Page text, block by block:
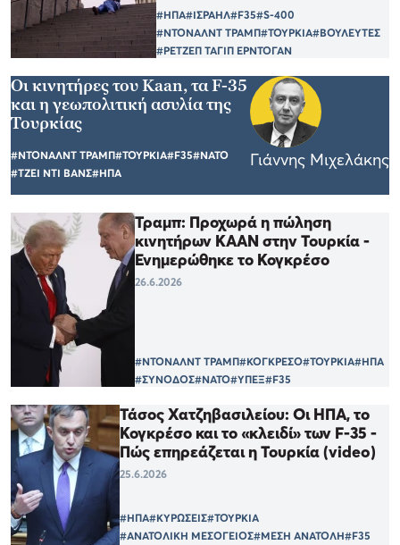
#ΗΠΑ#ΙΣΡΑΗΛ#F35#S-400
#ΝΤΟΝΑΛΝΤ ΤΡΑΜΠ#ΤΟΥΡΚΙΑ#ΒΟΥΛΕΥΤΕΣ
#ΡΕΤΖΕΠ ΤΑΓΙΠ ΕΡΝΤΟΓΑΝ
Οι κινητήρες του Kaan, τα F-35
και η γεωπολιτική ασυλία της
Τουρκίας
#ΝΤΟΝΑΛΝΤ ΤΡΑΜΠ#ΤΟΥΡΚΙΑ#F35#ΝΑΤΟ
#ΤΖΕΙ ΝΤΙ ΒΑΝΣ#ΗΠΑ
Γιάννης Μιχελάκης
Τραμπ: Προχωρά η πώληση
κινητήρων KAAN στην Τουρκία -
Ενημερώθηκε το Κογκρέσο
26.6.2026
#ΝΤΟΝΑΛΝΤ ΤΡΑΜΠ#ΚΟΓΚΡΕΣΟ#ΤΟΥΡΚΙΑ#ΗΠΑ
#ΣΥΝΟΔΟΣ#ΝΑΤΟ#ΥΠΕΞ#F35
Τάσος Χατζηβασιλείου: Οι ΗΠΑ, το
Κογκρέσο και το «κλειδί» των F-35 -
Πώς επηρεάζεται η Τουρκία (video)
25.6.2026
#ΗΠΑ#ΚΥΡΩΣΕΙΣ#ΤΟΥΡΚΙΑ
#ΑΝΑΤΟΛΙΚΗ ΜΕΣΟΓΕΙΟΣ#ΜΕΣΗ ΑΝΑΤΟΛΗ#F35